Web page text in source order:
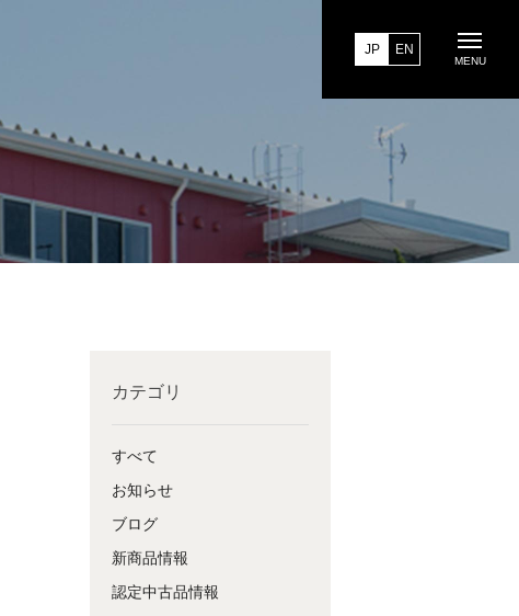
EN
JP
MENU
カテゴリ
すべて
お知らせ
ブログ
新商品情報
認定中古品情報